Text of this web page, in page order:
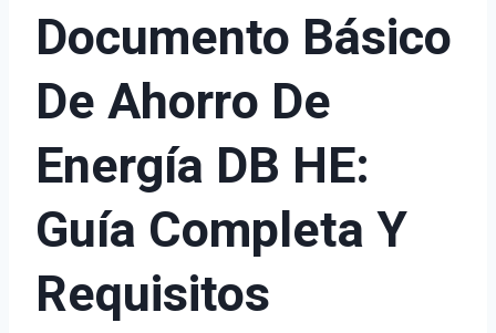
Documento Básico
De Ahorro De
Energía DB HE:
Guía Completa Y
Requisitos